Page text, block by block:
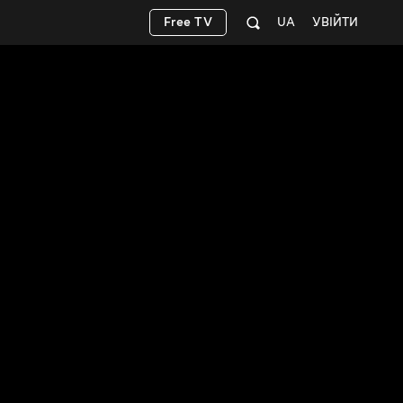
УВІЙТИ
UA
Free TV